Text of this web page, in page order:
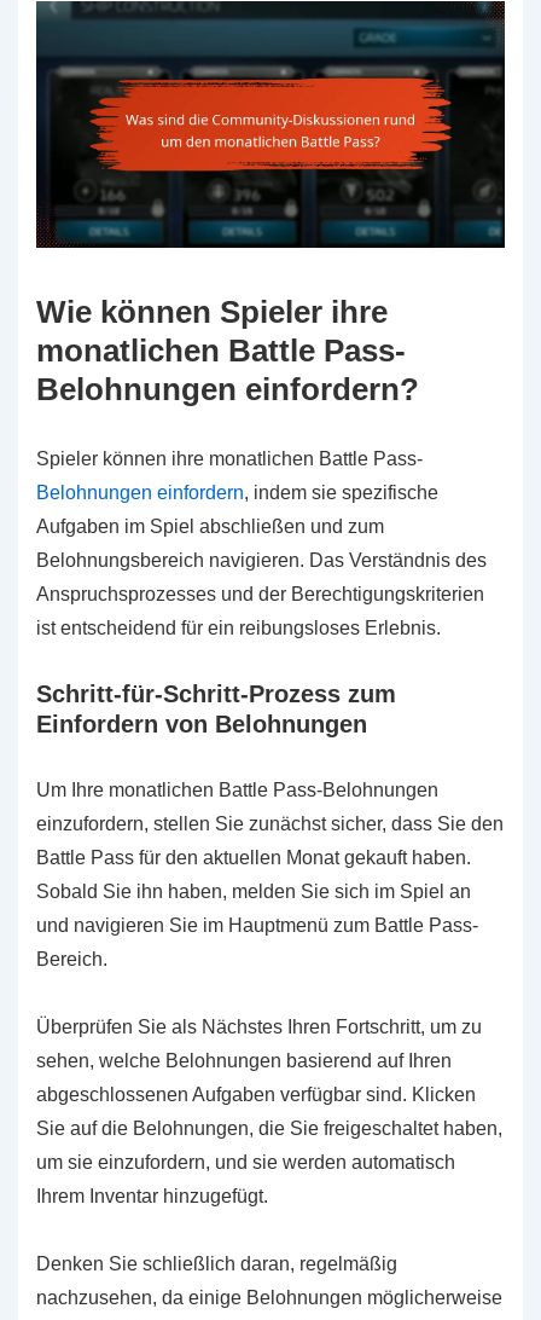
Wie können Spieler ihre
monatlichen Battle Pass-
Belohnungen einfordern?
Spieler können ihre monatlichen Battle Pass-
Belohnungen einfordern, indem sie spezifische
Aufgaben im Spiel abschließen und zum
Belohnungsbereich navigieren. Das Verständnis des
Anspruchsprozesses und der Berechtigungskriterien
ist entscheidend für ein reibungsloses Erlebnis.
Schritt-für-Schritt-Prozess zum
Einfordern von Belohnungen
Um Ihre monatlichen Battle Pass-Belohnungen
einzufordern, stellen Sie zunächst sicher, dass Sie den
Battle Pass für den aktuellen Monat gekauft haben.
Sobald Sie ihn haben, melden Sie sich im Spiel an
und navigieren Sie im Hauptmenü zum Battle Pass-
Bereich.
Überprüfen Sie als Nächstes Ihren Fortschritt, um zu
sehen, welche Belohnungen basierend auf Ihren
abgeschlossenen Aufgaben verfügbar sind. Klicken
Sie auf die Belohnungen, die Sie freigeschaltet haben,
um sie einzufordern, und sie werden automatisch
Ihrem Inventar hinzugefügt.
Denken Sie schließlich daran, regelmäßig
nachzusehen, da einige Belohnungen möglicherweise